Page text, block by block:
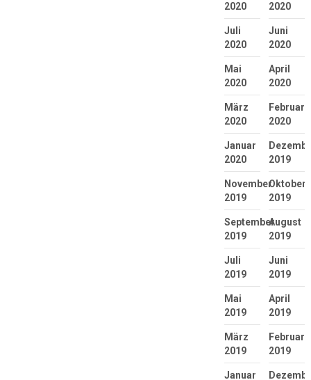
2020
2020
Juli
2020
Juni
2020
Mai
2020
April
2020
März
2020
Februar
2020
Januar
2020
2019
November
2019
Oktober
2019
September
2019
August
2019
Juli
2019
Juni
2019
Mai
2019
April
2019
März
2019
Februar
2019
Januar